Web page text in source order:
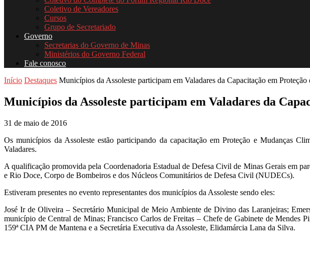
Coletivo de Vereadores
Cursos
Grupo de Secretariado
Governo
Secretarias do Governo de Minas
Ministérios do Governo Federal
Fale conosco
Início Destaques Municípios da Assoleste participam em Valadares da Capacitação em Proteção
Municípios da Assoleste participam em Valadares da
31 de maio de 2016
Os municípios da Assoleste estão participando da capacitação em Proteção e Mudanças
Valadares.
A qualificação promovida pela Coordenadoria Estadual de Defesa Civil de Minas Gerais em
e Rio Doce, Corpo de Bombeiros e dos Núcleos Comunitários de Defesa Civil (NUDECs).
Estiveram presentes no evento representantes dos municípios da Assoleste sendo eles:
José Ir de Oliveira – Secretário Municipal de Meio Ambiente de Divino das Laranjeiras;
município de Central de Minas; Francisco Carlos de Freitas – Chefe de Gabinete de
159ª CIA PM de Mantena e a Secretária Executiva da Assoleste, Elidamárcia Lana da Silva.